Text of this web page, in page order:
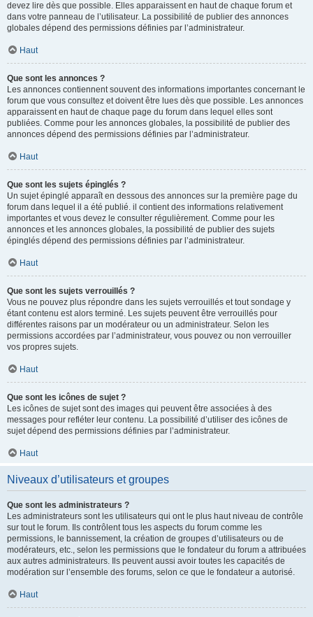
devez lire dès que possible. Elles apparaissent en haut de chaque forum et
dans votre panneau de l’utilisateur. La possibilité de publier des annonces
globales dépend des permissions définies par l’administrateur.
Haut
Que sont les annonces ?
Les annonces contiennent souvent des informations importantes concernant le
forum que vous consultez et doivent être lues dès que possible. Les annonces
apparaissent en haut de chaque page du forum dans lequel elles sont
publiées. Comme pour les annonces globales, la possibilité de publier des
annonces dépend des permissions définies par l’administrateur.
Haut
Que sont les sujets épinglés ?
Un sujet épinglé apparaît en dessous des annonces sur la première page du
forum dans lequel il a été publié. il contient des informations relativement
importantes et vous devez le consulter régulièrement. Comme pour les
annonces et les annonces globales, la possibilité de publier des sujets
épinglés dépend des permissions définies par l’administrateur.
Haut
Que sont les sujets verrouillés ?
Vous ne pouvez plus répondre dans les sujets verrouillés et tout sondage y
étant contenu est alors terminé. Les sujets peuvent être verrouillés pour
différentes raisons par un modérateur ou un administrateur. Selon les
permissions accordées par l’administrateur, vous pouvez ou non verrouiller
vos propres sujets.
Haut
Que sont les icônes de sujet ?
Les icônes de sujet sont des images qui peuvent être associées à des
messages pour refléter leur contenu. La possibilité d’utiliser des icônes de
sujet dépend des permissions définies par l’administrateur.
Haut
Niveaux d’utilisateurs et groupes
Que sont les administrateurs ?
Les administrateurs sont les utilisateurs qui ont le plus haut niveau de contrôle
sur tout le forum. Ils contrôlent tous les aspects du forum comme les
permissions, le bannissement, la création de groupes d’utilisateurs ou de
modérateurs, etc., selon les permissions que le fondateur du forum a attribuées
aux autres administrateurs. Ils peuvent aussi avoir toutes les capacités de
modération sur l’ensemble des forums, selon ce que le fondateur a autorisé.
Haut